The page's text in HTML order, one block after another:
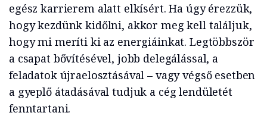
egész karrierem alatt elkísért. Ha úgy érezzük,
hogy kezdünk kidőlni, akkor meg kell találjuk,
hogy mi meríti ki az energiáinkat. Legtöbbször
a csapat bővítésével, jobb delegálással, a
feladatok újraelosztásával – vagy végső esetben
a gyeplő átadásával tudjuk a cég lendületét
fenntartani.